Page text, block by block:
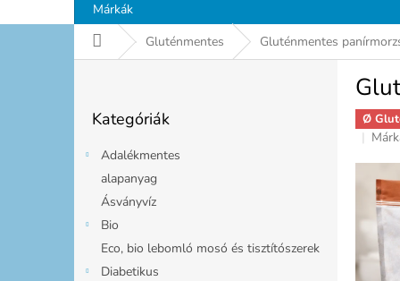
Márkák
KezdőlapGluténmentes Gluténmentes
átugrása
Kategóriák
Adalékmentes
alapanyag
Ásványvíz
Bio
Eco, bio lebomló mosó és tisztítószerek
Diabetikus
Ø